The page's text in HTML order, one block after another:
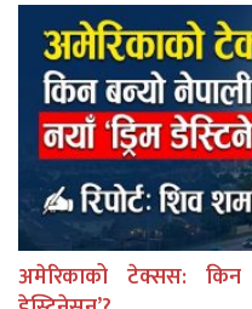
अमेरिकाको टेक्सस: किन